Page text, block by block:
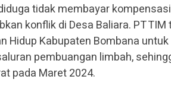
tidak membayar
konflik di Desa Baliara. PT TIM
Hidup Kabupaten Bombana untuk
pembuangan limbah,
pada Maret 2024.